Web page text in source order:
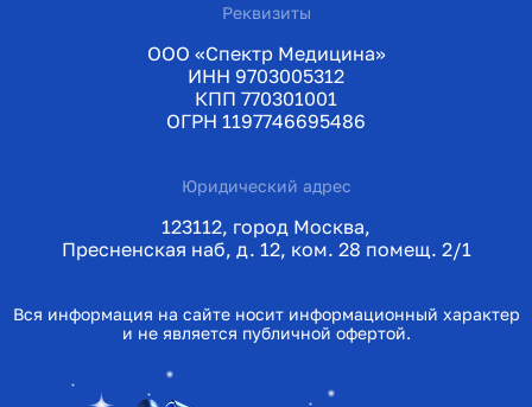
Реквизиты
ООО «Спектр Медицина»
ИНН 9703005312
КПП 770301001
ОГРН 1197746695486
Юридический адрес
123112, город Москва,
Пресненская наб, д. 12, ком. 28 помещ. 2/1
Вся информация на сайте носит информационный характер
и не является публичной офертой.